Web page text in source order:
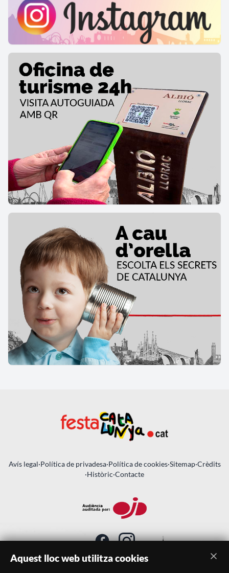
Avís legal·Política de privadesa·Política de cookies·Sitemap·Crèdits
·Històric·Contacte
Aquest lloc web utilitza cookies